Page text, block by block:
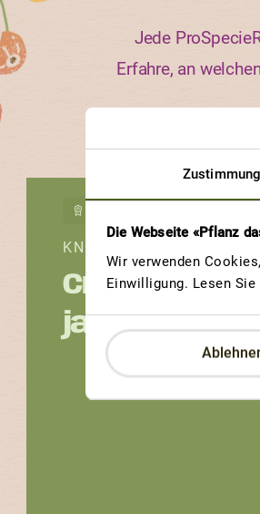
Zustimmung
Die Webseite «Pflanz
Wir verwenden
Einwilligung. Lesen Sie
Jede
Erfahre, an
KNOLLENZIEST
Crosne du
japon